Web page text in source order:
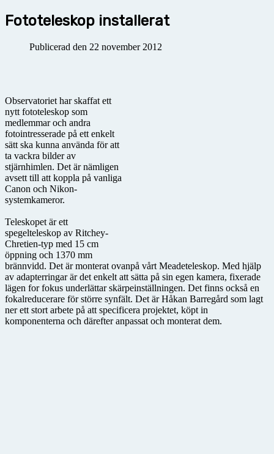
Fototeleskop installerat
Publicerad den 22 november 2012
Observatoriet har skaffat ett
nytt fototeleskop som
medlemmar och andra
fotointresserade på ett enkelt
sätt ska kunna använda för att
ta vackra bilder av
stjärnhimlen. Det är nämligen
avsett till att koppla på vanliga
Canon och Nikon-
systemkameror.
Teleskopet är ett
spegelteleskop av Ritchey-
Chretien-typ med 15 cm
öppning och 1370 mm
brännvidd. Det är monterat ovanpå vårt Meadeteleskop. Med hjälp
av adapterringar är det enkelt att sätta på sin egen kamera, fixerade
lägen for fokus underlättar skärpeinställningen. Det finns också en
fokalreducerare för större synfält. Det är Håkan Barregård som lagt
ner ett stort arbete på att specificera projektet, köpt in
komponenterna och därefter anpassat och monterat dem.